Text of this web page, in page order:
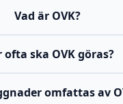
Vad är OVK?
ofta ska OVK göras?
omfattas av